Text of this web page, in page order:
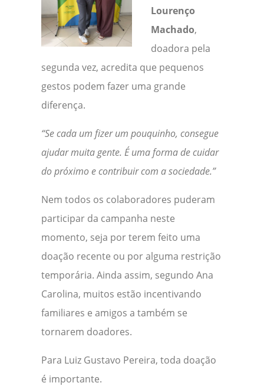
Lourenço
Machado,
doadora pela
segunda vez, acredita que pequenos
gestos podem fazer uma grande
diferença.
“Se cada um fizer um pouquinho, consegue
ajudar muita gente. É uma forma de cuidar
do próximo e contribuir com a sociedade.”
Nem todos os colaboradores puderam
participar da campanha neste
momento, seja por terem feito uma
doação recente ou por alguma restrição
temporária. Ainda assim, segundo Ana
Carolina, muitos estão incentivando
familiares e amigos a também se
tornarem doadores.
Para Luiz Gustavo Pereira, toda doação
é importante.